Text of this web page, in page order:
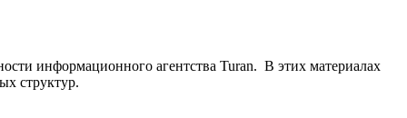
информационного агентства Turan. В этих материалах
структур.